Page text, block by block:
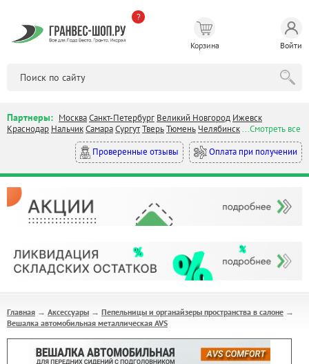
?
Корзина Войти
Партнеры: МоскваСанкт-Петербург Великий Новгород Ижевск
Краснодар НальчикСамараСургутТверьТюмень Челябинск...Смотреть все
Проверенные отзывы
Оплата при получении
Главная → Аксессуары → Пепельницы и органайзеры пространства в салоне →
Вешалка автомобильная металлическая AVS